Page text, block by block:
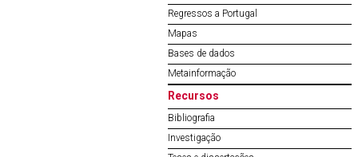
Regressos a Portugal
Mapas
Bases de dados
Metainformação
Recursos
Bibliografia
Investigação